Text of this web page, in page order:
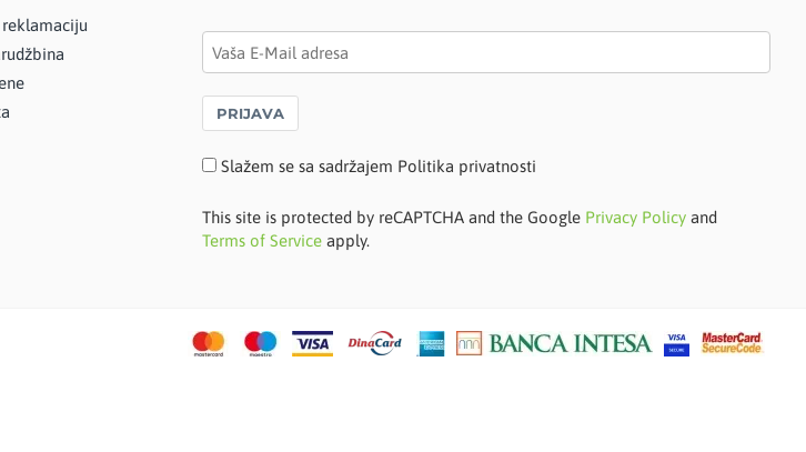
PRIJAVA
Slažem se sa sadržajem Politika privatnosti
This site is protected by reCAPTCHA and the Google Privacy Policy and
Terms of Service apply.